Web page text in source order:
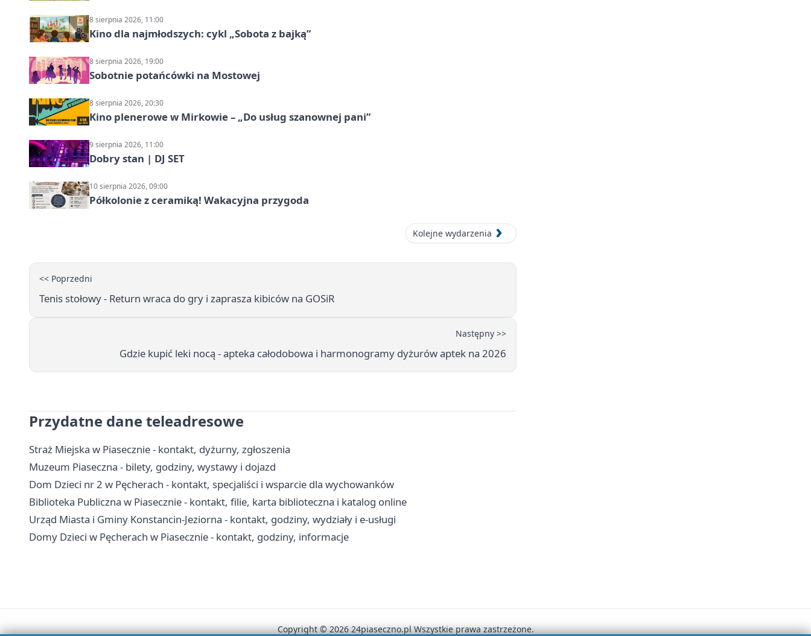
8 sierpnia 2026, 11:00
Kino dla najmłodszych: cykl „Sobota z bajką”
8 sierpnia 2026, 19:00
Sobotnie potańcówki na Mostowej
8 sierpnia 2026, 20:30
Kino plenerowe w Mirkowie – „Do usług szanownej pani”
9 sierpnia 2026, 11:00
Dobry stan | DJ SET
10 sierpnia 2026, 09:00
Półkolonie z ceramiką! Wakacyjna przygoda
Kolejne wydarzenia
<< Poprzedni
Tenis stołowy - Return wraca do gry i zaprasza kibiców na GOSiR
Następny >>
Gdzie kupić leki nocą - apteka całodobowa i harmonogramy dyżurów aptek na 2026
Przydatne dane teleadresowe
Straż Miejska w Piasecznie - kontakt, dyżurny, zgłoszenia
Muzeum Piaseczna - bilety, godziny, wystawy i dojazd
Dom Dzieci nr 2 w Pęcherach - kontakt, specjaliści i wsparcie dla wychowanków
Biblioteka Publiczna w Piasecznie - kontakt, filie, karta biblioteczna i katalog online
Urząd Miasta i Gminy Konstancin-Jeziorna - kontakt, godziny, wydziały i e-usługi
Domy Dzieci w Pęcherach w Piasecznie - kontakt, godziny, informacje
Copyright © 2026 24piaseczno.pl Wszystkie prawa zastrzeżone.